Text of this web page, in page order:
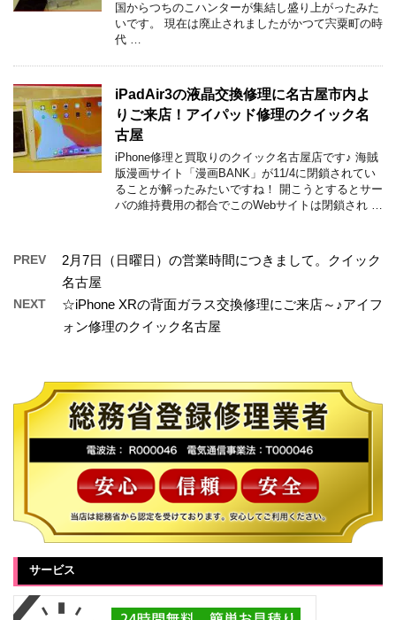
国からつちのこハンターが集結し盛り上がったみた
いです。 現在は廃止されましたがかつて宍粟町の時
代 …
iPadAir3の液晶交換修理に名古屋市内よ
りご来店！アイパッド修理のクイック名
古屋
iPhone修理と買取りのクイック名古屋店です♪ 海賊
版漫画サイト「漫画BANK」が11/4に閉鎖されてい
ることが解ったみたいですね！ 開こうとするとサー
バの維持費用の都合でこのWebサイトは閉鎖され …
PREV
2月7日（日曜日）の営業時間につきまして。クイック
名古屋
NEXT
☆iPhone XRの背面ガラス交換修理にご来店～♪アイフ
ォン修理のクイック名古屋
サービス